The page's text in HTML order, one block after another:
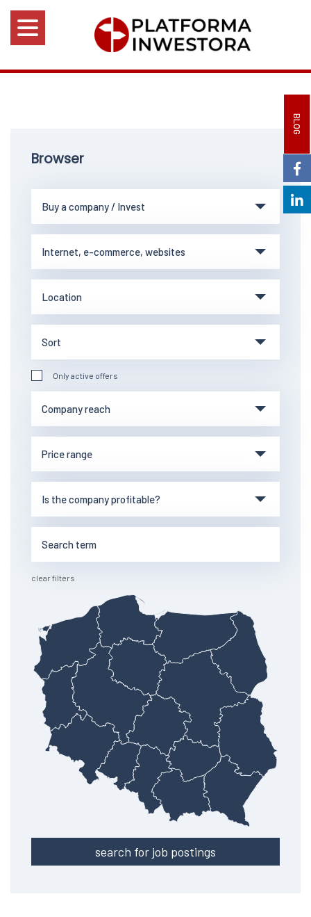
BLOG
Browser
Only active offers
clear filters
search for job postings